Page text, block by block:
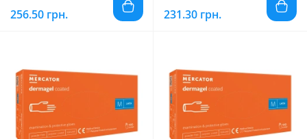
256.50 грн. 231.30 грн.